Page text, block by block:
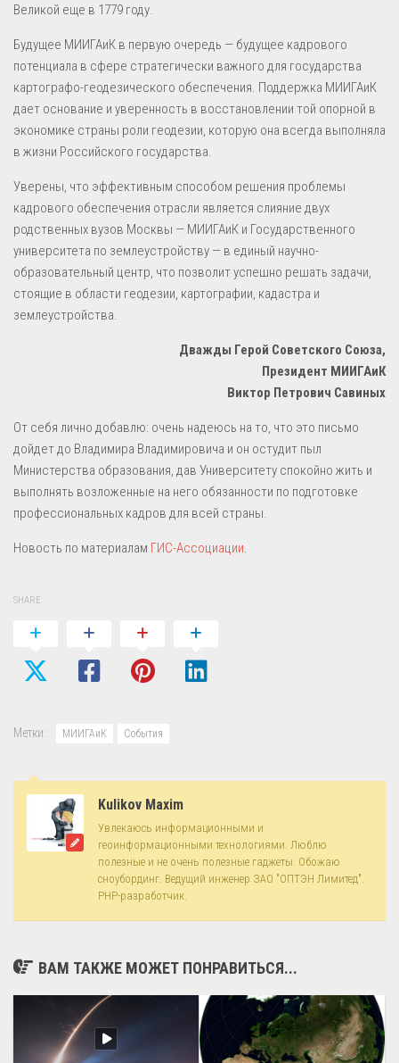
Великой еще в 1779 году.
Будущее МИИГАиК в первую очередь — будущее кадрового
потенциала в сфере стратегически важного для государства
картографо-геодезического обеспечения. Поддержка МИИГАиК
дает основание и уверенность в восстановлении той опорной в
экономике страны роли геодезии, которую она всегда выполняла
в жизни Российского государства.
Уверены, что эффективным способом решения проблемы
кадрового обеспечения отрасли является слияние двух
родственных вузов Москвы — МИИГАиК и Государственного
университета по землеустройству — в единый научно-
образовательный центр, что позволит успешно решать задачи,
стоящие в области геодезии, картографии, кадастра и
землеустройства.
Дважды Герой Советского Союза,
Президент МИИГАиК
Виктор Петрович Савиных
От себя лично добавлю: очень надеюсь на то, что это письмо
дойдет до Владимира Владимировича и он остудит пыл
Министерства образования, дав Университету спокойно жить и
выполнять возложенные на него обязанности по подготовке
профессиональных кадров для всей страны.
Новость по материалам ГИС-Ассоциации.
SHARE
Метки: МИИГАиК События
Kulikov Maxim
Увлекаюсь информационными и
геоинформационными технологиями. Люблю
полезные и не очень полезные гаджеты. Обожаю
сноубординг. Ведущий инженер ЗАО "ОПТЭН Лимитед".
PHP-разработчик.
ВАМ ТАКЖЕ МОЖЕТ ПОНРАВИТЬСЯ...